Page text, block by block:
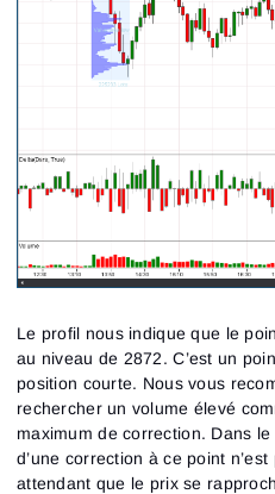
Le profil nous indique que le
au niveau de 2872. C’est un
position courte. Nous vous
rechercher un volume élevé
maximum de correction. Dans
d’une correction à ce point
attendant que le prix se